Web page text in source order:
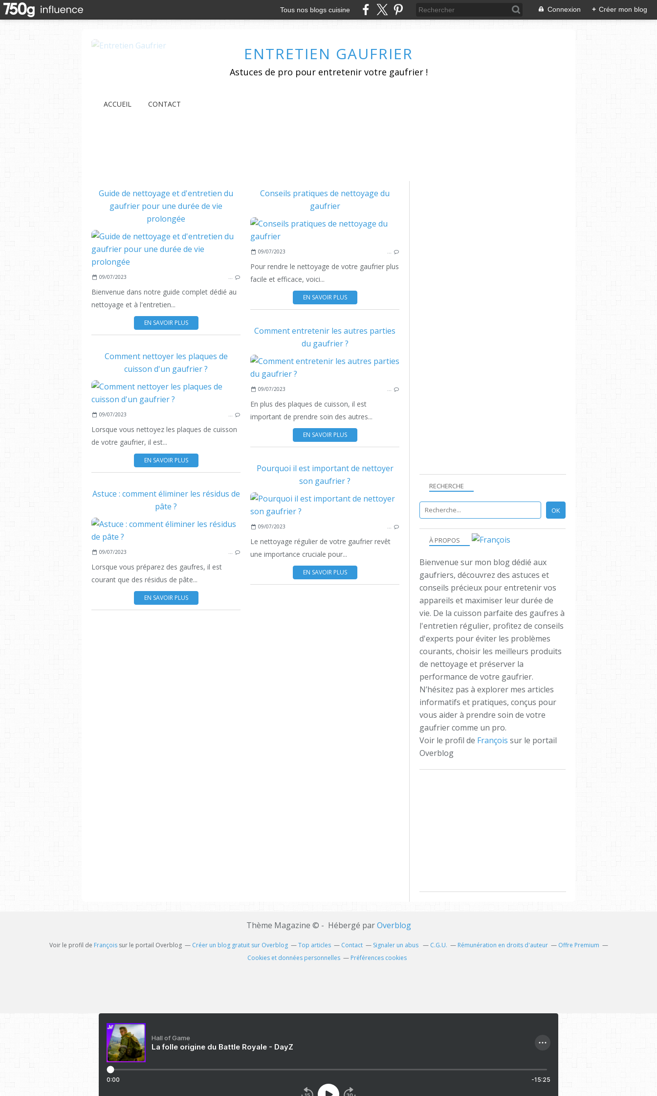
Tous nos blogs cuisine Connexion + Créer mon blog
ENTRETIEN GAUFRIER
Astuces de pro pour entretenir votre gaufrier !
ACCUEIL CONTACT
Guide de nettoyage et d'entretien du
gaufrier pour une durée de vie
prolongée
09/07/2023 …
Bienvenue dans notre guide complet dédié au
nettoyage et à l'entretien...
EN SAVOIR PLUS
Conseils pratiques de nettoyage du
gaufrier
09/07/2023 …
Pour rendre le nettoyage de votre gaufrier plus
facile et efficace, voici...
EN SAVOIR PLUS
Comment entretenir les autres parties
du gaufrier ?
09/07/2023 …
En plus des plaques de cuisson, il est
important de prendre soin des autres...
EN SAVOIR PLUS
Comment nettoyer les plaques de
cuisson d'un gaufrier ?
09/07/2023 …
Lorsque vous nettoyez les plaques de cuisson
de votre gaufrier, il est...
EN SAVOIR PLUS
Pourquoi il est important de nettoyer
son gaufrier ?
09/07/2023 …
Le nettoyage régulier de votre gaufrier revêt
une importance cruciale pour...
EN SAVOIR PLUS
Astuce : comment éliminer les résidus de
pâte ?
09/07/2023 …
Lorsque vous préparez des gaufres, il est
courant que des résidus de pâte...
EN SAVOIR PLUS
RECHERCHE
À PROPOS
Bienvenue sur mon blog dédié aux
gaufriers, découvrez des astuces et
conseils précieux pour entretenir vos
appareils et maximiser leur durée de
vie. De la cuisson parfaite des gaufres à
l'entretien régulier, profitez de conseils
d'experts pour éviter les problèmes
courants, choisir les meilleurs produits
de nettoyage et préserver la
performance de votre gaufrier.
N’hésitez pas à explorer mes articles
informatifs et pratiques, conçus pour
vous aider à prendre soin de votre
gaufrier comme un pro.
Voir le profil de François sur le portail
Overblog
Thème Magazine © - Hébergé parOverblog
Voir le profil de Françoissur le portail Overblog Créer un blog gratuit sur Overblog Top articles Contact Signaler un abus C.G.U. Rémunération en droits d'auteur
Offre Premium
Cookies et données personnelles
Préférences cookies
Hall of Game
La folle origine du Battle Royale - DayZ
0:00 -15:25